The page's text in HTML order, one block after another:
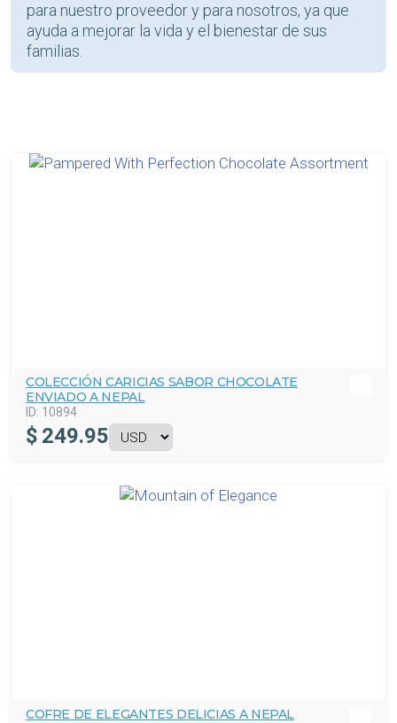
para nuestro proveedor y para nosotros, ya que
ayuda a mejorar la vida y el bienestar de sus
familias.
COLECCIÓN CARICIAS SABOR CHOCOLATE
ENVIADO A NEPAL
ID: 10894
$ 249.95
COFRE DE ELEGANTES DELICIAS A NEPAL